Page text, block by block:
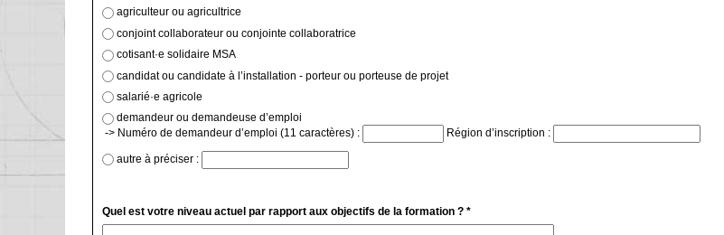
agriculteur ou agricultrice
conjoint collaborateur ou conjointe collaboratrice
cotisant·e solidaire MSA
candidat ou candidate à l’installation - porteur ou porteuse de projet
salarié·e agricole
demandeur ou demandeuse d’emploi
-> Numéro de demandeur d’emploi (11 caractères) :
Région d’inscription :
autre à préciser :
Quel est votre niveau actuel par rapport aux objectifs de la formation ? *